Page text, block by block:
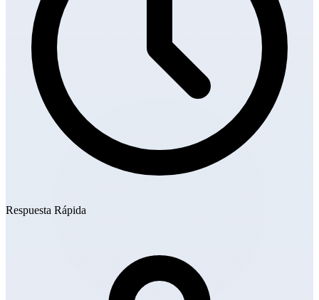
Respuesta Rápida